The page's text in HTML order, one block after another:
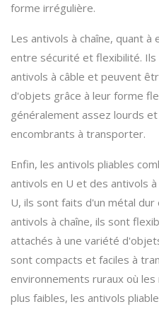
forme irrégulière.
Les antivols à chaîne, quant
entre sécurité et flexibilité.
antivols à câble et peuvent
d'objets grâce à leur forme
généralement assez lourds
encombrants à transporter.
Enfin, les antivols pliables
antivols en U et des antivols
U, ils sont faits d'un métal
antivols à chaîne, ils sont
attachés à une variété
sont compacts et faciles à
environnements ruraux où
plus faibles, les antivols